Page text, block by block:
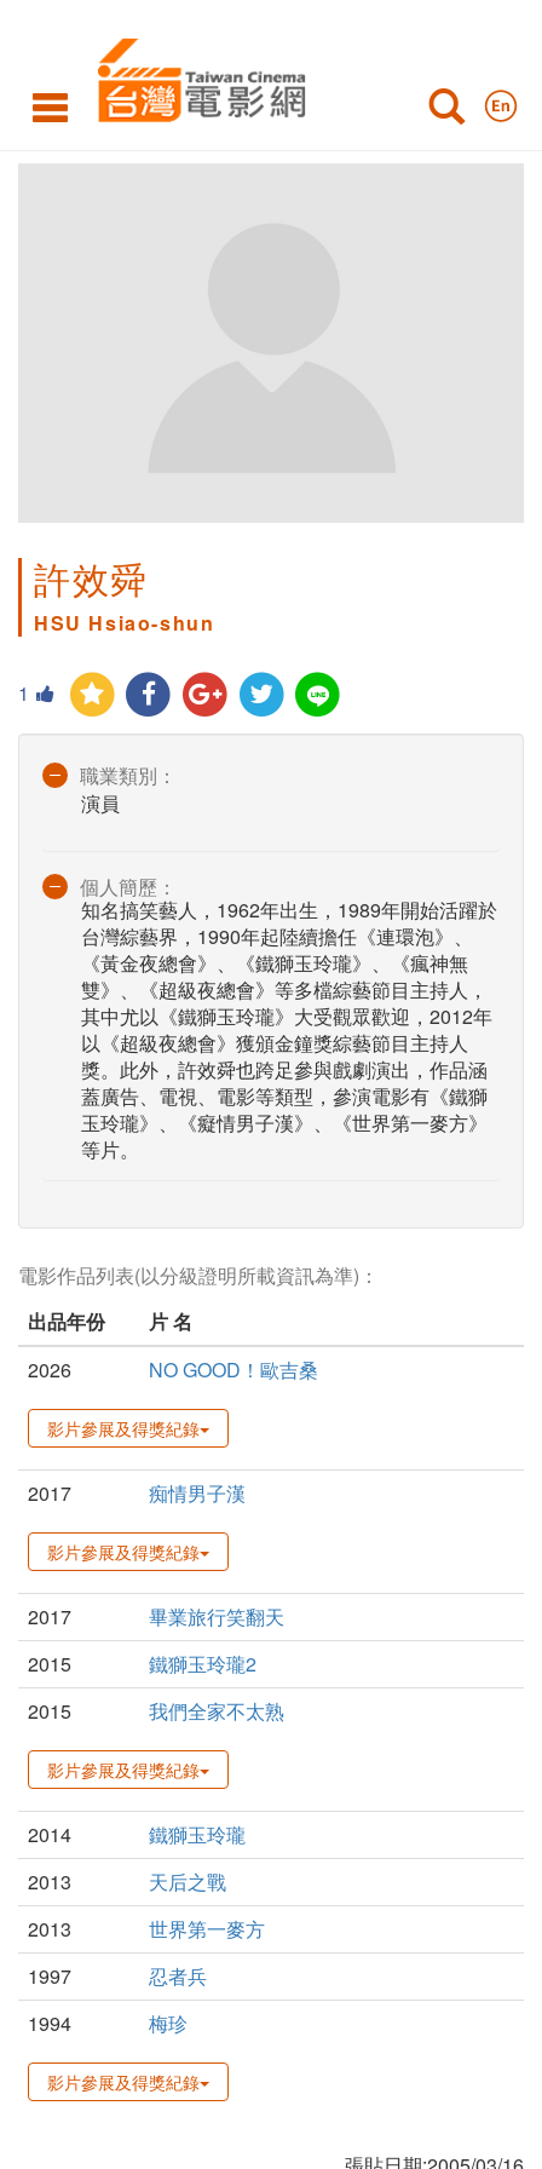
許效舜
HSU Hsiao-shun
1
職業類別：
演員
個人簡歷：
知名搞笑藝人，1962年出生，1989年開始活躍於
台灣綜藝界，1990年起陸續擔任《連環泡》、
《黃金夜總會》、《鐵獅玉玲瓏》、《瘋神無
雙》、《超級夜總會》等多檔綜藝節目主持人，
其中尤以《鐵獅玉玲瓏》大受觀眾歡迎，2012年
以《超級夜總會》獲頒金鐘獎綜藝節目主持人
獎。此外，許效舜也跨足參與戲劇演出，作品涵
蓋廣告、電視、電影等類型，參演電影有《鐵獅
玉玲瓏》、《癡情男子漢》、《世界第一麥方》
等片。
電影作品列表(以分級證明所載資訊為準)：
出品年份
片 名
2026
NO GOOD！歐吉桑
影片參展及得獎紀錄
2017 痴情男子漢
影片參展及得獎紀錄
2017
畢業旅行笑翻天
2015
鐵獅玉玲瓏2
2015
我們全家不太熟
影片參展及得獎紀錄
2014
鐵獅玉玲瓏
2013
天后之戰
2013
世界第一麥方
1997
忍者兵
1994
梅珍
影片參展及得獎紀錄